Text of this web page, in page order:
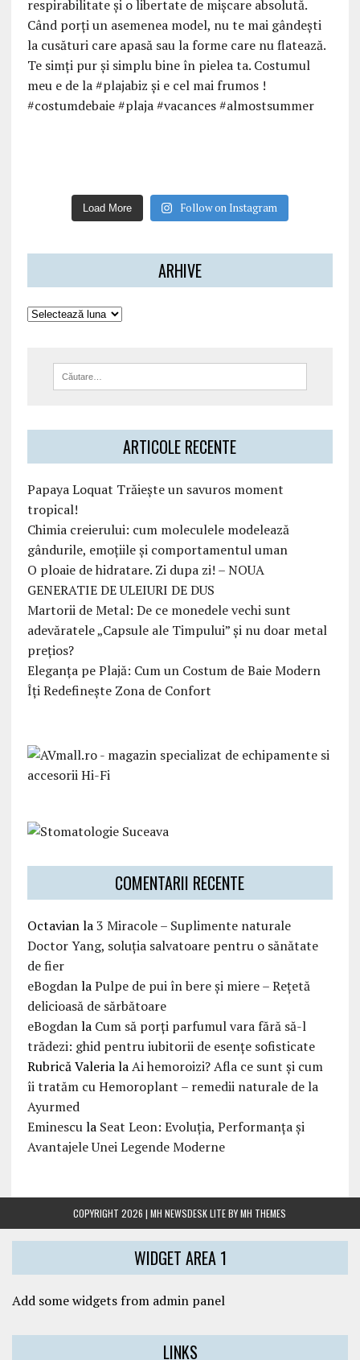
Load More Follow on Instagram
ARHIVE
ARTICOLE RECENTE
Papaya Loquat Trăiește un savuros moment
tropical!
Chimia creierului: cum moleculele modelează
gândurile, emoțiile și comportamentul uman
O ploaie de hidratare. Zi dupa zi! – NOUA
GENERATIE DE ULEIURI DE DUS
Martorii de Metal: De ce monedele vechi sunt
adevăratele „Capsule ale Timpului” și nu doar metal
prețios?
Eleganța pe Plajă: Cum un Costum de Baie Modern
Îți Redefinește Zona de Confort
COMENTARII RECENTE
Octavianla3 Miracole – Suplimente naturale
Doctor Yang, soluția salvatoare pentru o sănătate
de fier
eBogdanlaPulpe de pui în bere și miere – Rețetă
delicioasă de sărbătoare
eBogdanla Cum să porți parfumul vara fără să-l
trădezi: ghid pentru iubitorii de esențe sofisticate
Rubrică ValerialaAi hemoroizi? Afla ce sunt și cum
îi tratăm cu Hemoroplant – remedii naturale de la
Ayurmed
Eminescula Seat Leon: Evoluția, Performanța și
Avantajele Unei Legende Moderne
COPYRIGHT 2026 | MH NEWSDESK LITE BYMH THEMES
WIDGET AREA 1
Add some widgets from admin panel
LINKS